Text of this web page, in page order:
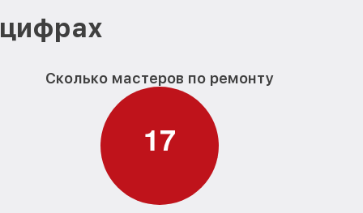
Сколько мастеров по ремонту
17